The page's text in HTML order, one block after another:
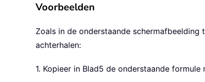
Voorbeelden
Zoals in de onderstaande
achterhalen:
1. Kopieer in Blad5 de onderstaande